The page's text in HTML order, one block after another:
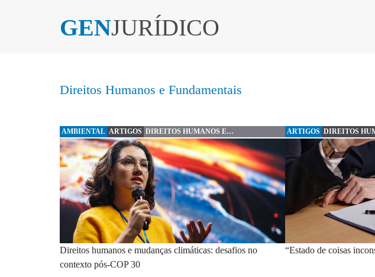
GENJURÍDICO
Direitos Humanos e Fundamentais
AMBIENTAL ARTIGOS DIREITOS HUMANOS E
FUNDAMENTAIS
Direitos humanos e mudanças climáticas: desafios no
contexto pós-COP 30
ARTIGOS DIREITOS
“Estado de coisas